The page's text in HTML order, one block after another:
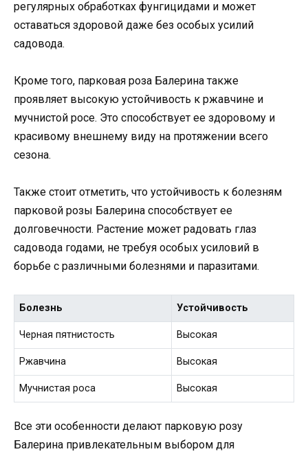
регулярных обработках фунгицидами и может
оставаться здоровой даже без особых усилий
садовода.
Кроме того, парковая роза Балерина также
проявляет высокую устойчивость к ржавчине и
мучнистой росе. Это способствует ее здоровому и
красивому внешнему виду на протяжении всего
сезона.
Также стоит отметить, что устойчивость к болезням
парковой розы Балерина способствует ее
долговечности. Растение может радовать глаз
садовода годами, не требуя особых усиловий в
борьбе с различными болезнями и паразитами.
Болезнь Устойчивость
Черная пятнистость Высокая
Ржавчина Высокая
Мучнистая роса Высокая
Все эти особенности делают парковую розу
Балерина привлекательным выбором для